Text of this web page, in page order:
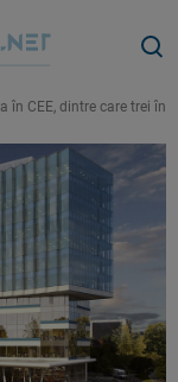
în CEE, dintre care trei